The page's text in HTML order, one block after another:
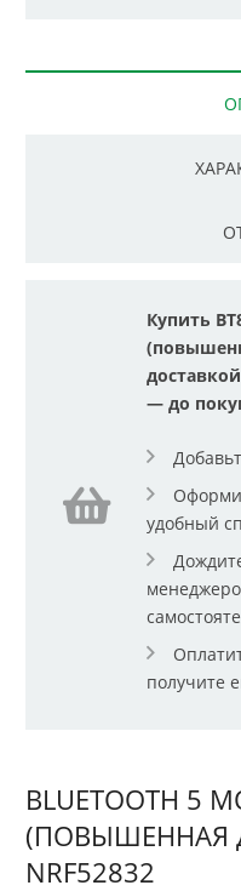
Купить
— до
удобный
получите
BLUETOOTH 5
(ПОВЫШЕННАЯ
NRF52832